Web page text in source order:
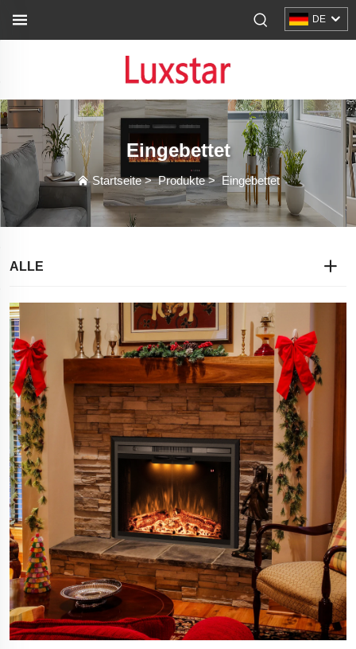
DE
Eingebettet
Startseite>Produkte>Eingebettet
ALLE